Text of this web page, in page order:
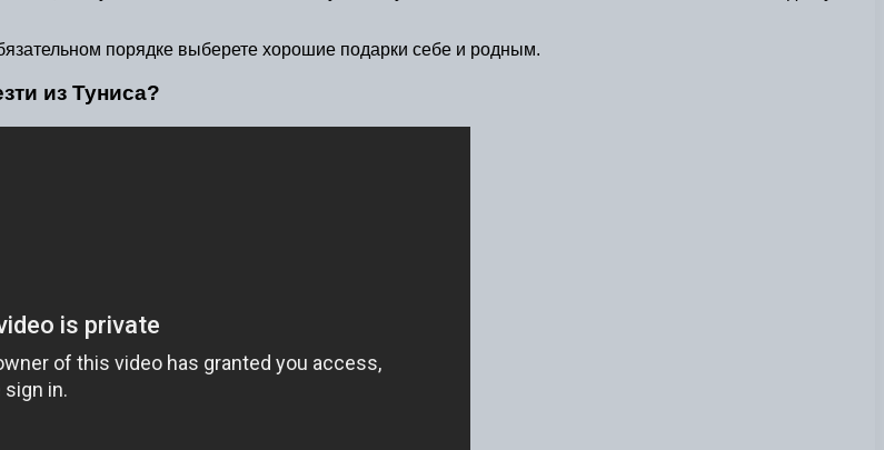
порядке выберете хорошие подарки себе и родным.
из Туниса?